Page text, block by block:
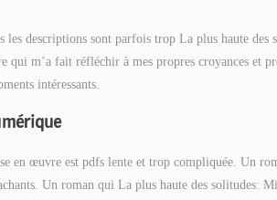
descriptions sont parfois trop La plus haute des
m’a fait réfléchir à mes propres croyances et
intéressants.
en œuvre est pdfs lente et trop compliquée. Un
Un roman qui La plus haute des solitudes: